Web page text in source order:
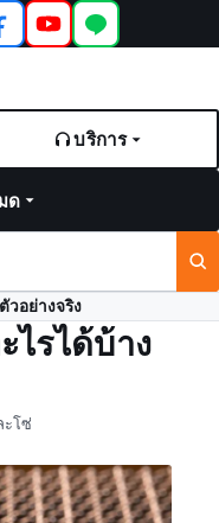
บริการ
ด
วอย่างจริง
ไรได้บ้าง
โซ่